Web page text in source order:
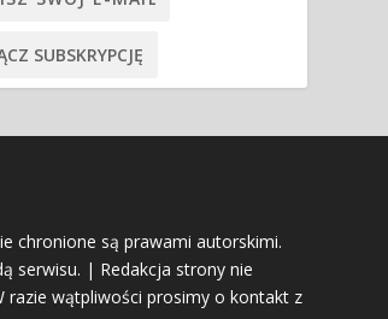
chronione są prawami autorskimi.
serwisu. | Redakcja strony nie
razie wątpliwości prosimy o kontakt z